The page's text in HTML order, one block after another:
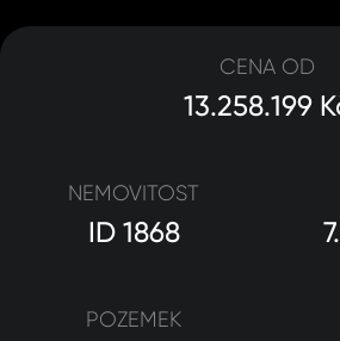
NEMOVITOST
ID 1868
POZEMEK
CENA OD
13.258.199